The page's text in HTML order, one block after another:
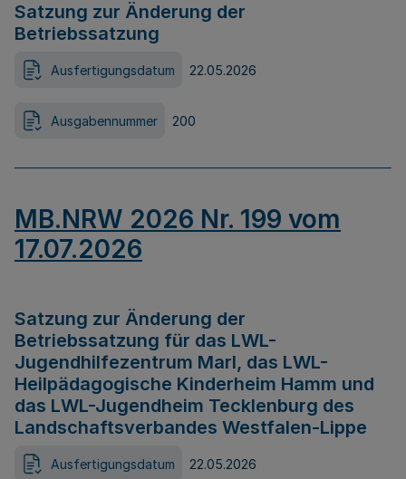
Satzung zur Änderung der
Betriebssatzung
Ausfertigungsdatum 22.05.2026
Ausgabennummer 200
MB.NRW 2026 Nr. 199 vom
17.07.2026
Satzung zur Änderung der
Betriebssatzung für das LWL-
Jugendhilfezentrum Marl, das LWL-
Heilpädagogische Kinderheim Hamm und
das LWL-Jugendheim Tecklenburg des
Landschaftsverbandes Westfalen-Lippe
Ausfertigungsdatum 22.05.2026